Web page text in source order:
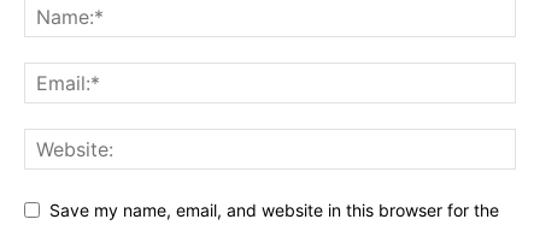
Save my name, email, and website in this browser for the